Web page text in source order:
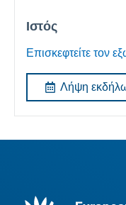
Ιστός
Επισκεφτείτε τον
Λήψη